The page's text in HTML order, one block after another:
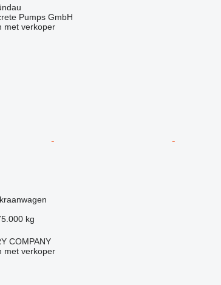
Pumps GmbH
met verkoper
kg
COMPANY
met verkoper